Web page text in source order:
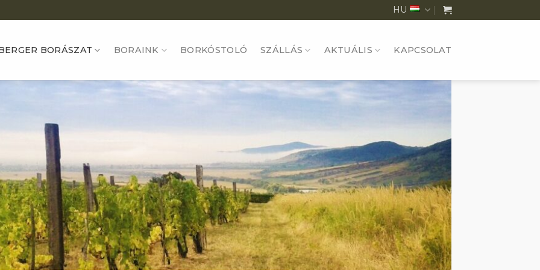
HU
BORÁSZAT BORAINK BORKÓSTOLÓ SZÁLLÁS AKTUÁLIS KAPCSOLAT